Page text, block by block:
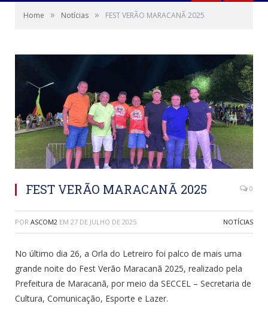
Home » Notícias » FEST VERÃO MARACANÃ 2025
FEST VERÃO MARACANÃ 2025 0
POR ASCOM2 EM 27 DE JULHO DE 2025 NOTÍCIAS
No último dia 26, a Orla do Letreiro foi palco de mais uma
grande noite do Fest Verão Maracanã 2025, realizado pela
Prefeitura de Maracanã, por meio da SECCEL – Secretaria de
Cultura, Comunicação, Esporte e Lazer.